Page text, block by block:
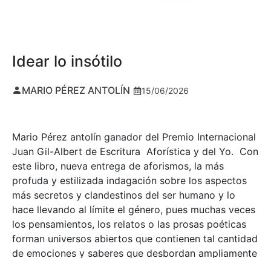
Idear lo insótilo
MARIO PÉREZ ANTOLÍN 15/06/2026
Mario Pérez antolín ganador del Premio Internacional
Juan Gil-Albert de Escritura Aforística y del Yo. Con
este libro, nueva entrega de aforismos, la más
profuda y estilizada indagación sobre los aspectos
más secretos y clandestinos del ser humano y lo
hace llevando al límite el género, pues muchas veces
los pensamientos, los relatos o las prosas poéticas
forman universos abiertos que contienen tal cantidad
de emociones y saberes que desbordan ampliamente